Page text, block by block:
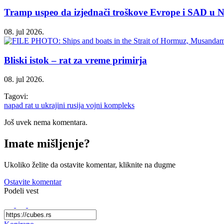
Tramp uspeo da izjednači troškove Evrope i SAD u
08. jul 2026.
Bliski istok – rat za vreme primirja
08. jul 2026.
Tagovi:
napad rat u ukrajini rusija vojni kompleks
Još uvek nema komentara.
Imate mišljenje?
Ukoliko želite da ostavite komentar, kliknite na dugme
Ostavite komentar
Podeli vest